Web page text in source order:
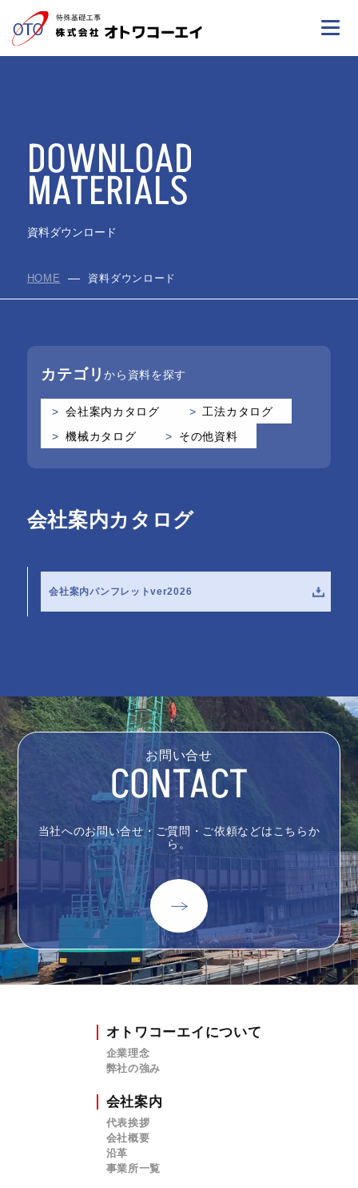
DOWNLOAD
MATERIALS
資料ダウンロード
HOME 資料ダウンロード
カテゴリから資料を探す
会社案内カタログ
工法カタログ
機械カタログ
その他資料
会社案内カタログ
会社案内パンフレットver2026
お問い合せ
CONTACT
当社へのお問い合せ・ご質問・ご依頼などはこちらか
ら。
オトワコーエイについて
企業理念
弊社の強み
会社案内
代表挨拶
会社概要
沿革
事業所一覧